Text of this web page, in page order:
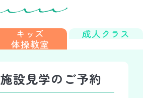
キッズ
体操教室
成人クラス
施設見学のご予約